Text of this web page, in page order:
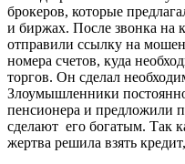
брокеров, которые
и биржах. После звонка на
отправили ссылку на
номера счетов, куда
торгов. Он сделал
Злоумышленники
пенсионера и предложили
сделают его богатым. Так
жертва решила взять